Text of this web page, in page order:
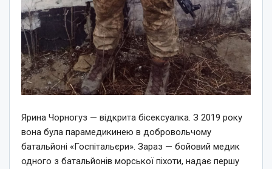
Ярина Чорногуз — відкрита бісексуалка. З 2019 року
вона була парамедикинею в добровольчому
батальйоні «Госпітальєри». Зараз — бойовий медик
одного з батальйонів морської піхоти, надає першу